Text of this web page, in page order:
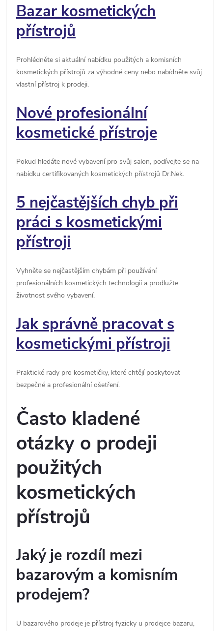
Bazar kosmetických
přístrojů
Prohlédněte si aktuální nabídku použitých a komisních
kosmetických přístrojů za výhodné ceny nebo nabídněte svůj
vlastní přístroj k prodeji.
Nové profesionální
kosmetické přístroje
Pokud hledáte nové vybavení pro svůj salon, podívejte se na
nabídku certifikovaných kosmetických přístrojů Dr.Nek.
5 nejčastějších chyb při
práci s kosmetickými
přístroji
Vyhněte se nejčastějším chybám při používání
profesionálních kosmetických technologií a prodlužte
životnost svého vybavení.
Jak správně pracovat s
kosmetickými přístroji
Praktické rady pro kosmetičky, které chtějí poskytovat
bezpečné a profesionální ošetření.
Často kladené
otázky o prodeji
použitých
kosmetických
přístrojů
Jaký je rozdíl mezi
bazarovým a komisním
prodejem?
U bazarového prodeje je přístroj fyzicky u prodejce bazaru,